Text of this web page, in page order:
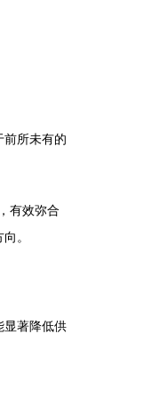
前所未有的
有效弥合
。
显著降低供